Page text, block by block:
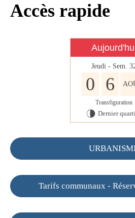
Faverolles Infos –
numérique
Séjourner à Faverolles
Nos Partenaires
Accès rapide
Jeudi - Sem.
0 6
Transfiguration
U Dernier
Tarifs communaux -